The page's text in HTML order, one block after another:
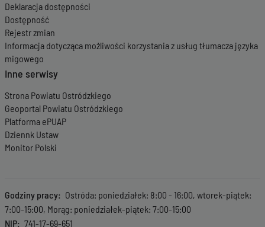
Deklaracja dostępności
Dostępność
Rejestr zmian
Informacja dotycząca możliwości korzystania z usług tłumacza języka
migowego
Inne serwisy
Strona Powiatu Ostródzkiego
Geoportal Powiatu Ostródzkiego
Platforma ePUAP
Dziennk Ustaw
Monitor Polski
Godziny pracy
Ostróda: poniedziałek: 8:00 - 16:00, wtorek-piątek:
7:00-15:00, Morąg: poniedziałek-piątek: 7:00-15:00
NIP
741-17-69-651